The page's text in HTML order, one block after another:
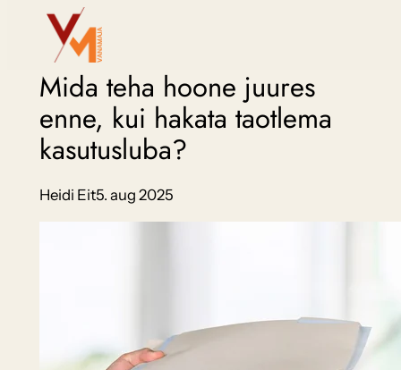
Mida teha hoone juures
enne, kui hakata taotlema
kasutusluba?
Heidi Eit5. aug 2025